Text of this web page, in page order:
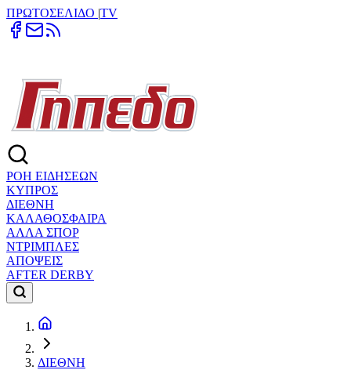
ΠΡΩΤΟΣΕΛΙΔΟ |TV
ΡΟΗ ΕΙΔΗΣΕΩΝ
ΚΥΠΡΟΣ
ΔΙΕΘΝΗ
ΚΑΛΑΘΟΣΦΑΙΡΑ
ΑΛΛΑ ΣΠΟΡ
ΝΤΡΙΜΠΛΕΣ
ΑΠΟΨΕΙΣ
AFTER DERBY
ΔΙΕΘΝΗ